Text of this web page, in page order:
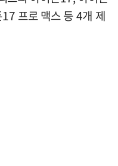
프로 맥스 등 4개 제